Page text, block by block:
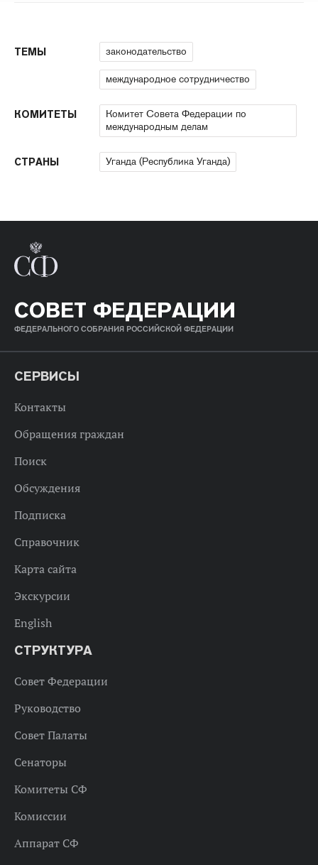
ТЕМЫ законодательство
международное сотрудничество
КОМИТЕТЫ
Комитет Совета Федерации по
международным делам
СТРАНЫ Уганда (Республика Уганда)
СОВЕТ ФЕДЕРАЦИИ
ФЕДЕРАЛЬНОГО СОБРАНИЯ РОССИЙСКОЙ ФЕДЕРАЦИИ
СЕРВИСЫ
Контакты
Обращения граждан
Поиск
Обсуждения
Подписка
Справочник
Карта сайта
Экскурсии
English
СТРУКТУРА
Совет Федерации
Руководство
Совет Палаты
Сенаторы
Комитеты СФ
Комиссии
Аппарат СФ